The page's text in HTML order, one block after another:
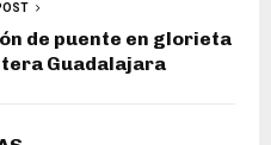
de puente en glorieta
Guadalajara